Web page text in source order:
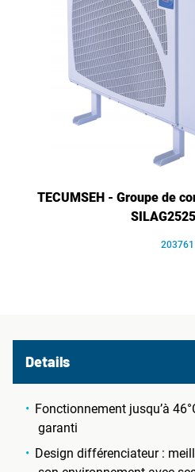
TECUMSEH - Groupe de
203761
Details
Fonctionnement jusqu’à
garanti
Design différenciateur :